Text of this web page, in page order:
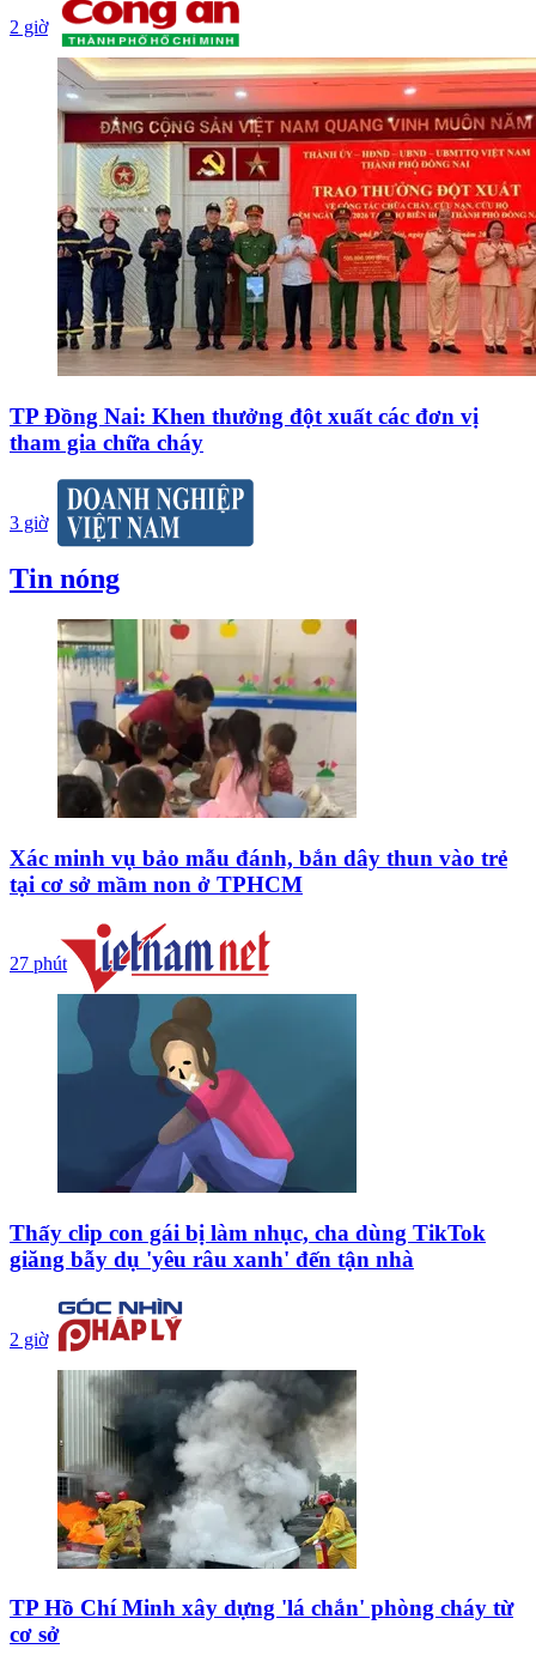
2 giờ
TP Đồng Nai: Khen thưởng đột xuất các đơn vị
tham gia chữa cháy
3 giờ
Tin nóng
Xác minh vụ bảo mẫu đánh, bắn dây thun vào trẻ
tại cơ sở mầm non ở TPHCM
27 phút
Thấy clip con gái bị làm nhục, cha dùng TikTok
giăng bẫy dụ 'yêu râu xanh' đến tận nhà
2 giờ
TP Hồ Chí Minh xây dựng 'lá chắn' phòng cháy từ
cơ sở